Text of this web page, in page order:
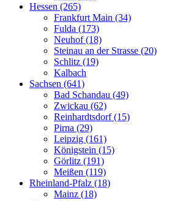
Hessen (265)
Frankfurt Main (34)
Fulda (173)
Neuhof (18)
Steinau an der Strasse (20)
Schlitz (19)
Kalbach
Sachsen (641)
Bad Schandau (49)
Zwickau (62)
Reinhardtsdorf (15)
Pirna (29)
Leipzig (161)
Königstein (15)
Görlitz (191)
Meißen (119)
Rheinland-Pfalz (18)
Mainz (18)